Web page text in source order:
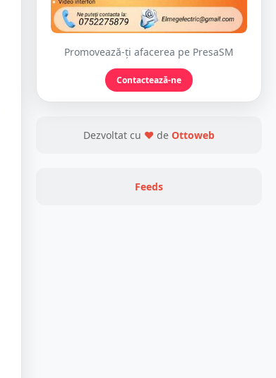
Promovează-ți afacerea pe PresaSM
Contactează-ne
Dezvoltat cu ❤ de Ottoweb
Feeds